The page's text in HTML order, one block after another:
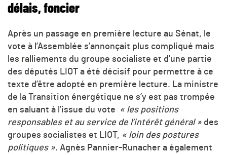
délais, foncier
Après un passage en première lecture au Sénat, le
vote à l’Assemblée s’annonçait plus compliqué mais
les ralliements du groupe socialiste et d’une partie
des députés LIOT a été décisif pour permettre à ce
texte d’être adopté en première lecture. La ministre
de la Transition énergétique ne s’y est pas trompée
en saluant à l’issue du vote
« les positions
responsables et au service de l’intérêt général » des
groupes socialistes et LIOT, « loin des postures
politiques ». Agnès Pannier-Runacher a également